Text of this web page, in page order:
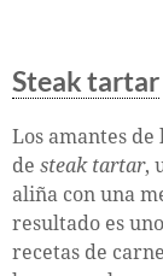
Steak tartar
Los amantes
de steak tartar,
aliña con una
resultado es
recetas de